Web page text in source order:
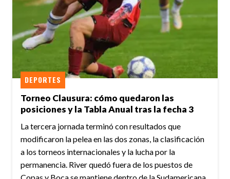
Torneo Clausura: cómo quedaron las
posiciones y la Tabla Anual tras la fecha 3
DEPORTES
La tercera jornada terminó con resultados que
modificaron la pelea en las dos zonas, la clasificación
a los torneos internacionales y la lucha por la
permanencia. River quedó fuera de los puestos de